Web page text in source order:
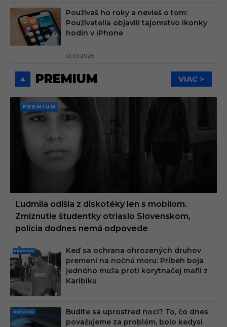
Používaš ho roky a nevieš o tom:
Používatelia objavili tajomstvo ikonky
hodín v iPhone
01.03.2026
PREMIUM VIAC >
PREMI
UM
Ľudmila odišla z diskotéky len s mobilom.
Zmiznutie študentky otriaslo Slovenskom,
polícia dodnes nemá odpovede
PRE
MIU
M
Keď sa ochrana ohrozených druhov
premení na nočnú moru: Príbeh boja
jedného muža proti korytnačej mafii z
Karibiku
PRE
Budíte sa uprostred noci? To, čo dnes
považujeme za problém, bolo kedysi